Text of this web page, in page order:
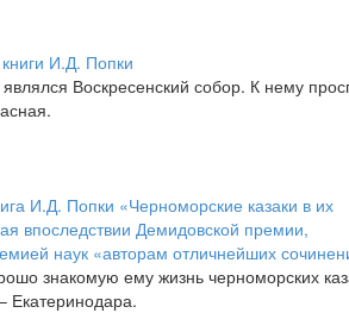
И.Д. Попки
Воскресенский собор. К нему
И.Д. Попки «Черноморские казаки в их
впоследствии Демидовской премии,
наук «авторам отличнейших
знакомую ему жизнь черноморских
Екатеринодара.